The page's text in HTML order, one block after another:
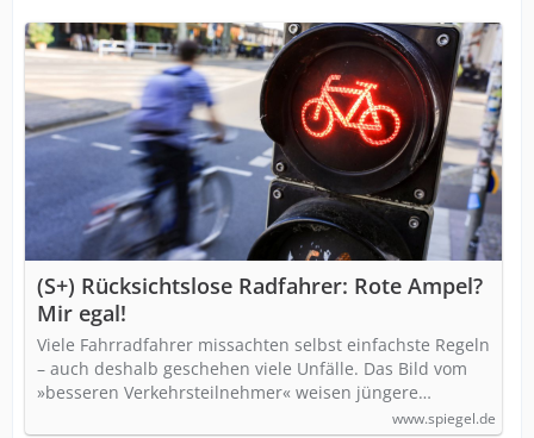
(S+) Rücksichtslose Radfahrer: Rote Ampel?
Mir egal!
Viele Fahrradfahrer missachten selbst einfachste Regeln
– auch deshalb geschehen viele Unfälle. Das Bild vom
»besseren Verkehrsteilnehmer« weisen jüngere…
www.spiegel.de